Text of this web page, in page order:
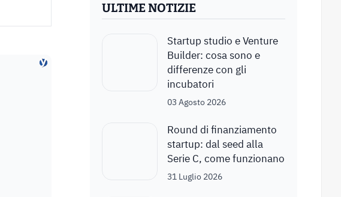
ULTIME NOTIZIE
Startup studio e Venture
Builder: cosa sono e
differenze con gli
incubatori
03 Agosto 2026
Round di finanziamento
startup: dal seed alla
Serie C, come funzionano
31 Luglio 2026